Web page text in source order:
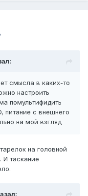
смысла в каких-то
настроить
помультифидить
питание с внешнего
на мой взгляд
на головной
И таскание